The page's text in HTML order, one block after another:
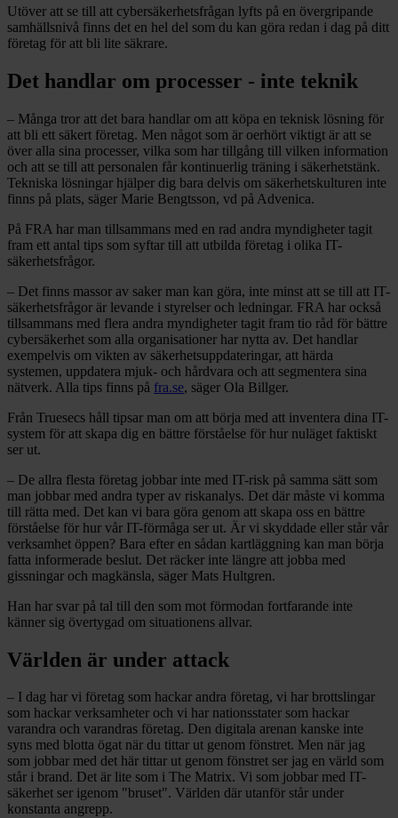
Utöver att se till att cybersäkerhetsfrågan lyfts på en övergripande
samhällsnivå finns det en hel del som du kan göra redan i dag på ditt
företag för att bli lite säkrare.
Det handlar om processer - inte teknik
– Många tror att det bara handlar om att köpa en teknisk lösning för
att bli ett säkert företag. Men något som är oerhört viktigt är att se
över alla sina processer, vilka som har tillgång till vilken information
och att se till att personalen får kontinuerlig träning i säkerhetstänk.
Tekniska lösningar hjälper dig bara delvis om säkerhetskulturen inte
finns på plats, säger Marie Bengtsson, vd på Advenica.
På FRA har man tillsammans med en rad andra myndigheter tagit
fram ett antal tips som syftar till att utbilda företag i olika IT-
säkerhetsfrågor.
– Det finns massor av saker man kan göra, inte minst att se till att IT-
säkerhetsfrågor är levande i styrelser och ledningar. FRA har också
tillsammans med flera andra myndigheter tagit fram tio råd för bättre
cybersäkerhet som alla organisationer har nytta av. Det handlar
exempelvis om vikten av säkerhetsuppdateringar, att härda
systemen, uppdatera mjuk- och hårdvara och att segmentera sina
nätverk. Alla tips finns på fra.se, säger Ola Billger.
Från Truesecs håll tipsar man om att börja med att inventera dina IT-
system för att skapa dig en bättre förståelse för hur nuläget faktiskt
ser ut.
– De allra flesta företag jobbar inte med IT-risk på samma sätt som
man jobbar med andra typer av riskanalys. Det där måste vi komma
till rätta med. Det kan vi bara göra genom att skapa oss en bättre
förståelse för hur vår IT-förmåga ser ut. Är vi skyddade eller står vår
verksamhet öppen? Bara efter en sådan kartläggning kan man börja
fatta informerade beslut. Det räcker inte längre att jobba med
gissningar och magkänsla, säger Mats Hultgren.
Han har svar på tal till den som mot förmodan fortfarande inte
känner sig övertygad om situationens allvar.
Världen är under attack
– I dag har vi företag som hackar andra företag, vi har brottslingar
som hackar verksamheter och vi har nationsstater som hackar
varandra och varandras företag. Den digitala arenan kanske inte
syns med blotta ögat när du tittar ut genom fönstret. Men när jag
som jobbar med det här tittar ut genom fönstret ser jag en värld som
står i brand. Det är lite som i The Matrix. Vi som jobbar med IT-
säkerhet ser igenom "bruset". Världen där utanför står under
konstanta angrepp.